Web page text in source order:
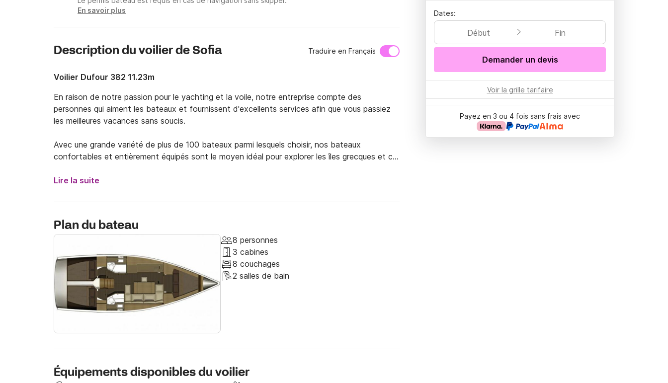
En savoir plus
Description du voilier de Sofia Traduire en Français
Voilier Dufour 382 11.23m
En raison de notre passion pour le yachting et la voile, notre entreprise compte des
personnes qui aiment les bateaux et fournissent d'excellents services afin que vous passiez
les meilleures vacances sans soucis.
Avec une grande variété de plus de 100 bateaux parmi lesquels choisir, nos bateaux
confortables et entièrement équipés sont le moyen idéal pour explorer les îles grecques et ce
soleil, mangez de délicieux plats grecs et créez des souvenirs inoubliables avec votre groupe
conseils pour profiter pleinement de votre séjour.
Si vous avez des demandes spéciales, faites-le nous savoir et nous ferons tout pour les
satisfaire et vous fournirons également de l'aide via nos connexions pour toute activité que
vous souhaitez faire.
Envoyez-nous un message via Click&Boat et nous serons heureux de vous voir à bord !
Lire la suite
Plan du bateau
8 personnes
3 cabines
8 couchages
2 salles de bain
Équipements disponibles du voilier
Dates:
Début Fin
Demander un devis
Voir la grille tarifaire
Payez en 3 ou 4 fois sans frais avec